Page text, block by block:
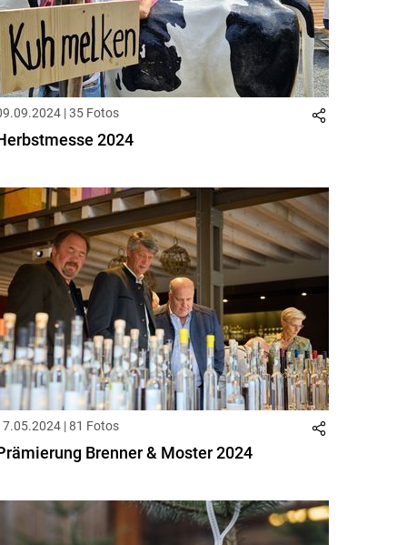
| 35 Fotos
2024
| 81 Fotos
Brenner & Moster 2024